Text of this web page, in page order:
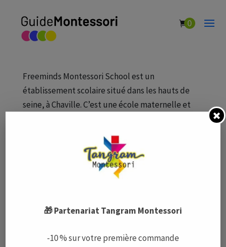
0
Freeminds Montessori School
Freeminds Montessori School est un
établissement scolaire situé dans les hauts de
seine, à Chaville. C’est une école maternelle et
demi à 12 ans. Son projet pédagogique est basé
sur les principes établis par Marie...
🎁 Partenariat Tangram Montessori
-10 % sur votre première commande